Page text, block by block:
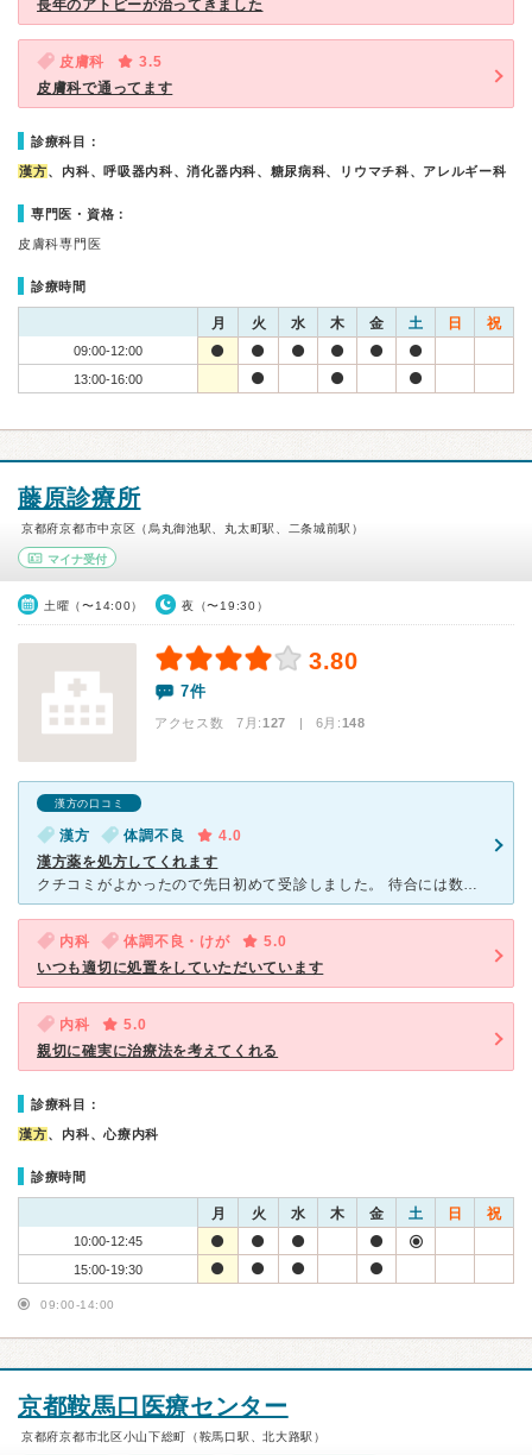
長年のアトピーが治ってきました
皮膚科
3.5
皮膚科で通ってます
診療科目：
漢方、内科、呼吸器内科、消化器内科、糖尿病科、リウマチ科、アレルギー科
専門医・資格：
皮膚科専門医
診療時間
月 火 水 木 金 土 日 祝
09:00-12:00
13:00-16:00
藤原診療所
京都府京都市中京区（烏丸御池駅、丸太町駅、二条城前駅）
マイナ受付
土曜（〜14:00） 夜（〜19:30）
3.80
7件
アクセス数 7月:127 | 6月:148
漢方の口コミ
漢方 体調不良
4.0
漢方薬を処方してくれます
クチコミがよかったので先日初めて受診しました。 待合には数名いて、私の後にも何人か来られました。診療時間ギリギリだったので、30分くらいは待ちました。時間を選べばすぐに診てもらえそうな感じはしました
内科 体調不良・けが
5.0
いつも適切に処置をしていただいています
内科
5.0
親切に確実に治療法を考えてくれる
診療科目：
漢方、内科、心療内科
診療時間
月 火 水 木 金 土 日 祝
10:00-12:45
15:00-19:30
09:00-14:00
京都鞍馬口医療センター
京都府京都市北区小山下総町（鞍馬口駅、北大路駅）